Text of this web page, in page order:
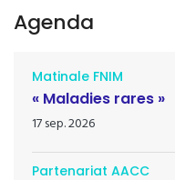
Agenda
Matinale FNIM
« Maladies rares »
17 sep. 2026
Partenariat AACC